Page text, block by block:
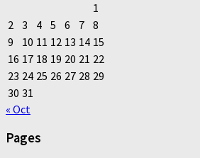
1
2 3 4 5 6 7 8
9
10 11 12 13 14 15
16 17 18 19 20 21 22
23 24 25 26 27 28 29
30 31
« Oct
Pages